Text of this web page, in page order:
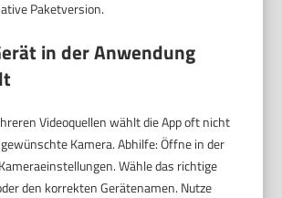
Paketversion.
in der Anwendung
Videoquellen wählt die App oft nicht
Kamera. Abhilfe: Öffne in der
Wähle das richtige
den korrekten Gerätenamen. Nutze